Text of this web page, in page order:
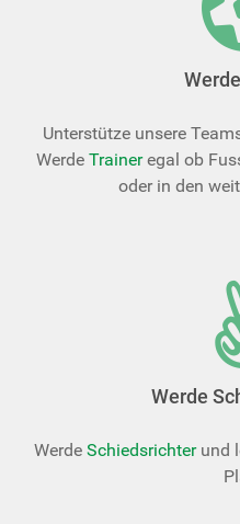
Unterstütze unsere
Werde Traineregal ob
oder in den
Werde
Werde Schiedsrichterund